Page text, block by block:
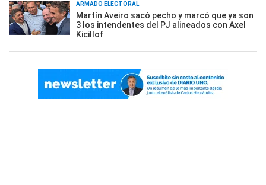
ARMADO ELECTORAL
Martín Aveiro sacó pecho y marcó que ya son
3 los intendentes del PJ alineados con Axel
Kicillof